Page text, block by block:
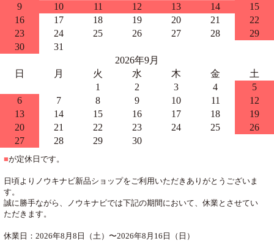
9
10 11 12 13 14
15
16
17 18 19 20 21
22
23
24 25 26 27 28
29
30
31
2026年9月
日
月 火 水 木 金
土
1
2 3 4
5
6
7 8 9 10 11
12
13
14 15 16 17 18
19
20
21 22 23 24 25
26
27
28 29 30
■が定休日です。
日頃よりノウキナビ新品ショップをご利用いただきありがとうございま
す。
誠に勝手ながら、ノウキナビでは下記の期間において、休業とさせてい
ただきます。
休業日：2026年8月8日（土）〜2026年8月16日（日）